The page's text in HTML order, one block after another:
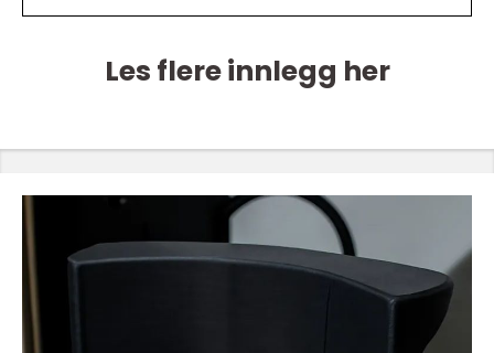
Les flere innlegg her